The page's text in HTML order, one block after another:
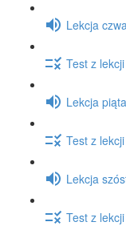
Lekcja
Test z
Lekcja
Test z
Lekcja
Test z